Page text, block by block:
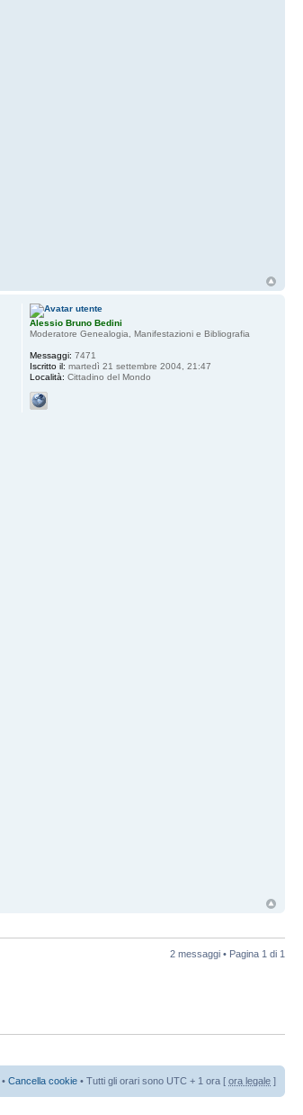
Alessio Bruno Bedini
Moderatore Genealogia, Manifestazioni e Bibliografia
Messaggi: 7471
Iscritto il: martedì 21 settembre 2004, 21:47
Località: Cittadino del Mondo
2 messaggi • Pagina 1 di 1
• Cancella cookie • Tutti gli orari sono UTC + 1 ora [ ora legale ]